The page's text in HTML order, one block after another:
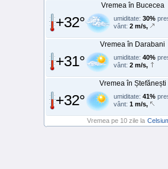
Vremea în Bucecea
+32° umiditate: 30%
vânt: 2 m/s,
Vremea în Darabani
+31° umiditate: 40%
vânt: 2 m/s,
Vremea în Ștefănești
+32° umiditate: 41%
vânt: 1 m/s,
Vremea pe 10 zile la